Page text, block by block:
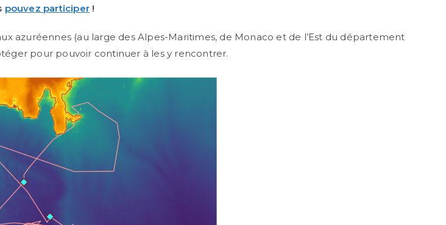
pouvez participer !
azuréennes (au large des Alpes-Maritimes, de Monaco et de l’Est du département
pour pouvoir continuer à les y rencontrer.